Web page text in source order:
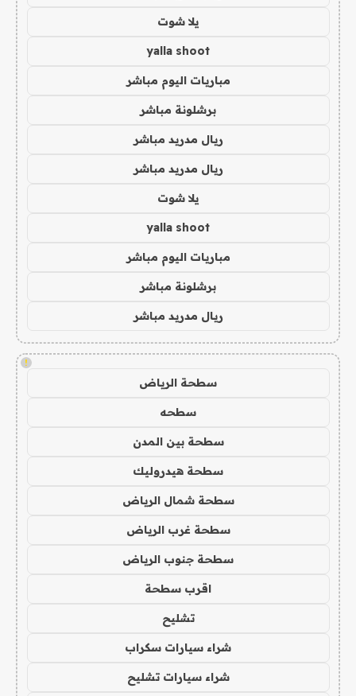
يلا شوت
yalla shoot
مباريات اليوم مباشر
برشلونة مباشر
ريال مدريد مباشر
ريال مدريد مباشر
يلا شوت
yalla shoot
مباريات اليوم مباشر
برشلونة مباشر
ريال مدريد مباشر
!
سطحة الرياض
سطحه
سطحة بين المدن
سطحة هيدروليك
سطحة شمال الرياض
سطحة غرب الرياض
سطحة جنوب الرياض
اقرب سطحة
تشليح
شراء سيارات سكراب
شراء سيارات تشليح